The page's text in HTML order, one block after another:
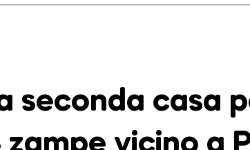
seconda casa